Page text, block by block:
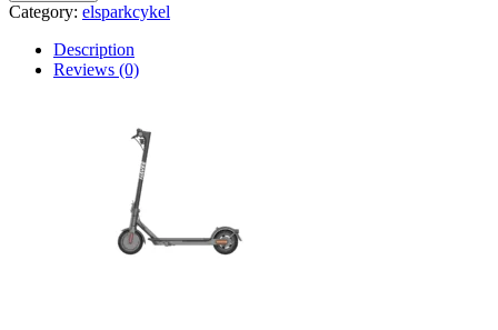
Category: elsparkcykel
Description
Reviews (0)